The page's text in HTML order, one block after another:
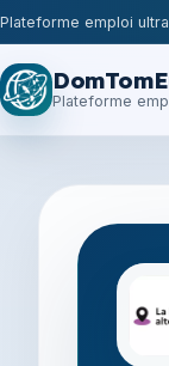
Plateforme emploi
Plateforme